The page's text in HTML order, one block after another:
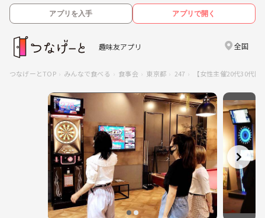
アプリを入手 アプリで開く
趣味友アプリ 全国
つなげーとTOP みんなで食べる 食事会 東京都 247 【女性主催20代30代